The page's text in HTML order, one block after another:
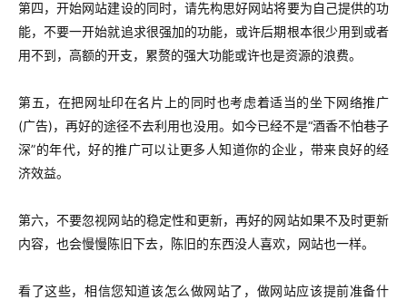
第四，开始网站建设的同时，请先构思好网站将要为自己提供的功
能，不要一开始就追求很强加的功能，或许后期根本很少用到或者
用不到，高额的开支，累赘的强大功能或许也是资源的浪费。
第五，在把网址印在名片上的同时也考虑着适当的坐下网络推广
(广告)，再好的途径不去利用也没用。如今已经不是“酒香不怕巷子
深”的年代，好的推广可以让更多人知道你的企业，带来良好的经
济效益。
第六，不要忽视网站的稳定性和更新，再好的网站如果不及时更新
内容，也会慢慢陈旧下去，陈旧的东西没人喜欢，网站也一样。
看了这些，相信您知道该怎么做网站了，做网站应该提前准备什